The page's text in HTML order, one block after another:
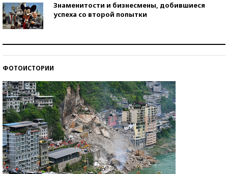
Знаменитости и бизнесмены, добившиеся
успеха со второй попытки
ФОТОИСТОРИИ